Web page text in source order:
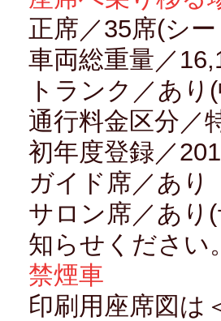
正席／35席(シ
車両総重量／
トランク／あ
通行料金区分／
初年度登録／
ガイド席／あり
サロン席／あり
知らせください
禁煙車
印刷用座席図は